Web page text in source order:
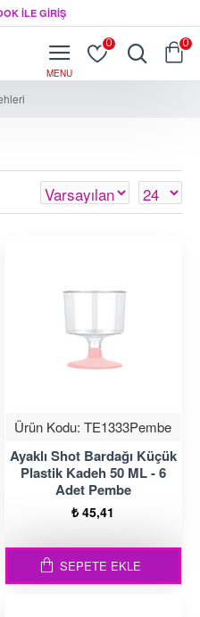
İLE GIRIŞ
0 0
Ürün Kodu: TE1333Pembe
Ayaklı Shot Bardağı Küçük
Plastik Kadeh 50 ML - 6
Adet Pembe
₺ 45,41
SEPETE EKLE